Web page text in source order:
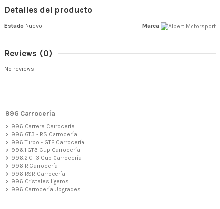
Detalles del producto
Marca
Estado Nuevo
Reviews (0)
No reviews
996 Carrocería
996 Carrera Carrocería
996 GT3 - RS Carrocería
996 Turbo - GT2 Carrocería
996.1 GT3 Cup Carrocería
996.2 GT3 Cup Carrocería
996 R Carrocería
996 RSR Carrocería
996 Cristales ligeros
996 Carrocería Upgrades